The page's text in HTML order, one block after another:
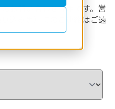
お問い合わせ専用です。営
込み等）でのご連絡はご遠